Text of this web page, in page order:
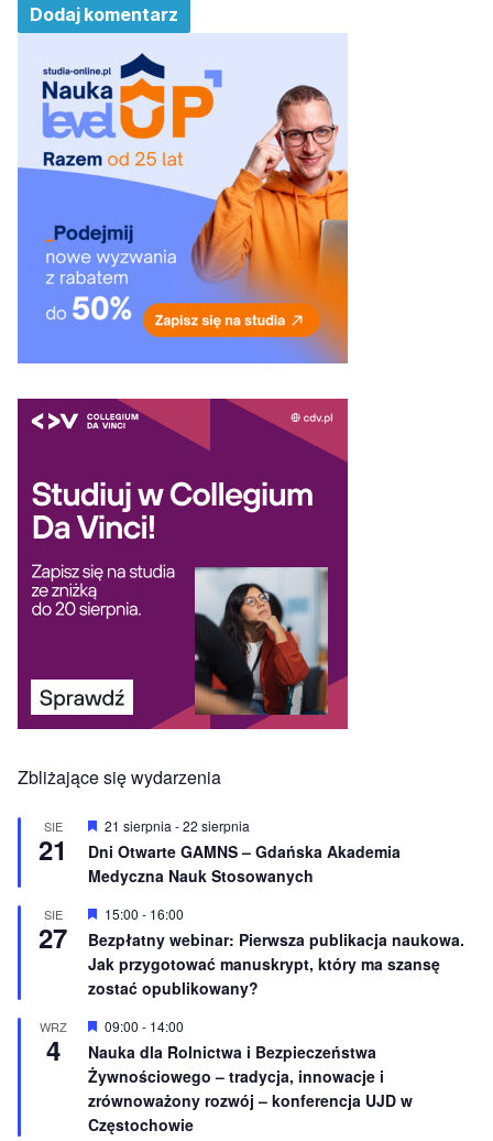
Zbliżające się wydarzenia
SIE
21
W
r
ó
n
o
n
e
21 sierpnia -22 sierpnia
Dni Otwarte GAMNS – Gdańska Akademia
Medyczna Nauk Stosowanych
SIE
27
W
r
ó
ż
n
i
o
n
e
15:00 - 16:00
Bezpłatny webinar: Pierwsza publikacja naukowa.
Jak przygotować manuskrypt, który ma szansę
zostać opublikowany?
WRZ
4
W
r
ó
ż
n
i
09:00 - 14:00
Nauka dla Rolnictwa i Bezpieczeństwa
Żywnościowego – tradycja, innowacje i
zrównoważony rozwój – konferencja UJD w
Częstochowie